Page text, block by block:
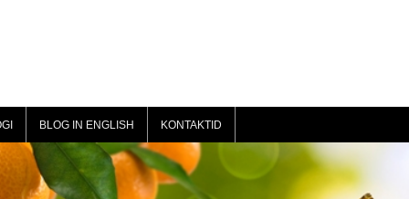
BLOG IN ENGLISH KONTAKTID